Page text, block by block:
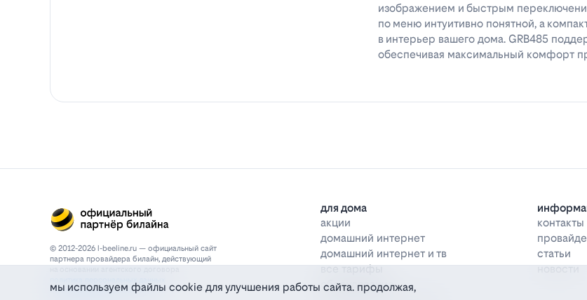
изображением и быстрым
по меню интуитивно понятной, а
в интерьер вашего дома. GRB485
обеспечивая максимальный комфорт
© 2012-2026 l-beeline.ru — официальный сайт
партнера провайдера билайн, действующий
политика конфиденциальности
для дома
акции
домашний интернет
домашний интернет и тв
все тарифы
оборудование
контакты
статьи
новости
мы используем файлы cookie для улучшения работы сайта. продолжая,